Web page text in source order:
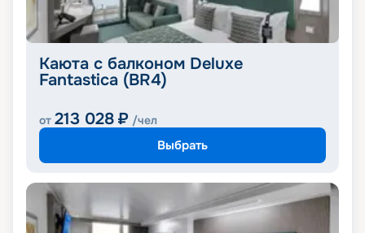
Каюта с балконом Deluxe
Fantastica (BR4)
от 213 028 ₽ /чел
Выбрать